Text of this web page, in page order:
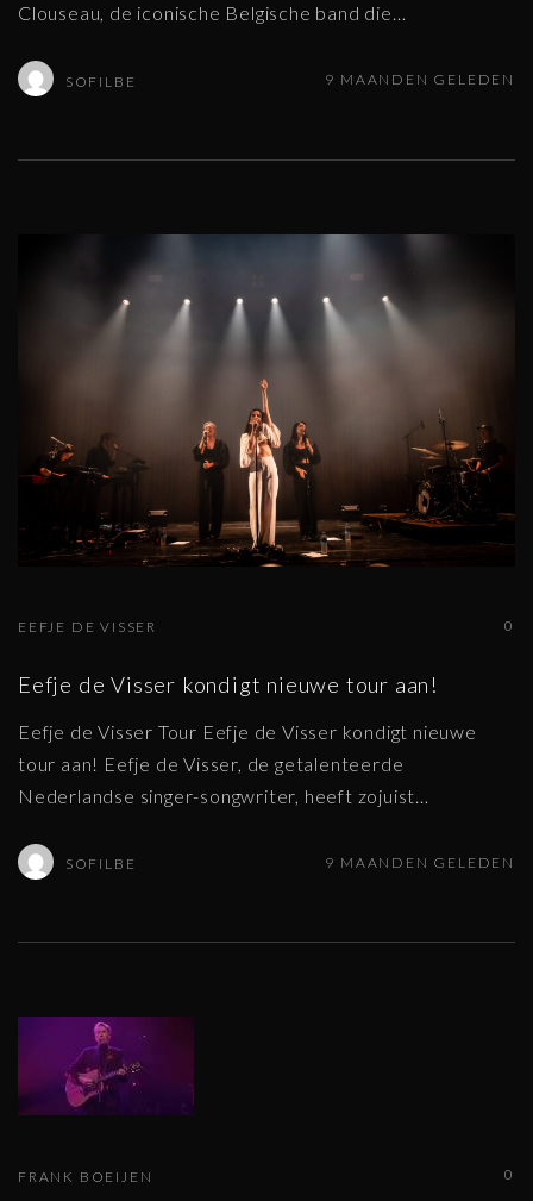
Clouseau, de iconische Belgische band die…
SOFILBE 9 MAANDEN GELEDEN
0
EEFJE DE VISSER
Eefje de Visser kondigt nieuwe tour aan!
Eefje de Visser Tour Eefje de Visser kondigt nieuwe
tour aan! Eefje de Visser, de getalenteerde
Nederlandse singer-songwriter, heeft zojuist…
SOFILBE 9 MAANDEN GELEDEN
0
FRANK BOEIJEN